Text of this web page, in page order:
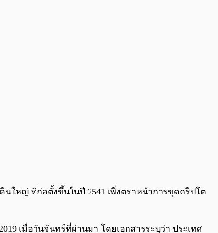
ใหญ่ ที่ก่อตั้งขึ้นในปี 2541 เพิ่งตราหน้าการขุดคริปโต
เมื่อวันจันทร์ที่ผ่านมา โดยเอกสารระบุว่า ประเทศ